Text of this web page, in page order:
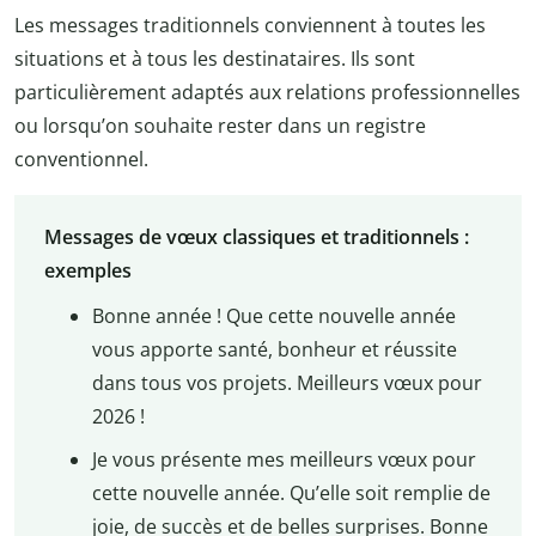
Les messages traditionnels conviennent à toutes les
situations et à tous les destinataires. Ils sont
particulièrement adaptés aux relations professionnelles
ou lorsqu’on souhaite rester dans un registre
conventionnel.
Messages de vœux classiques et traditionnels :
exemples
Bonne année ! Que cette nouvelle année
vous apporte santé, bonheur et réussite
dans tous vos projets. Meilleurs vœux pour
2026 !
Je vous présente mes meilleurs vœux pour
cette nouvelle année. Qu’elle soit remplie de
joie, de succès et de belles surprises. Bonne